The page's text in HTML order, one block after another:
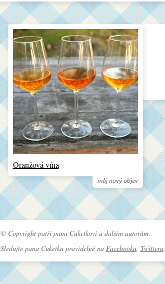
můj nový objev
Oranžová vína
© Copyright patří panu Cuketkovi a dalším autorům.
Sledujte pana Cuketku pravidelně na Facebooku, Twitteru.